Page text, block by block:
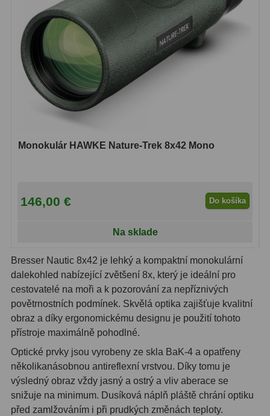
Biologické34
Digitální
Vreckové 10
Príslušenstvo 17
Meteostanice52
2
15
Foto stativy10
Lupy69
Literatúra10
Darčekové poukazy 28
Monokulár HAWKE Nature-Trek 8x42 Mono
146,00 € Do košíka
Na sklade
Bresser Nautic 8x42 je lehký a kompaktní monokulární
dalekohled nabízející zvětšení 8x, který je ideální pro
cestovatelé na moři a k pozorování za nepříznivých
povětrnostních podmínek. Skvělá optika zajišťuje kvalitní
obraz a díky ergonomickému designu je použití tohoto
přístroje maximálně pohodlné.
Optické prvky jsou vyrobeny ze skla BaK-4 a opatřeny
několikanásobnou antireflexní vrstvou. Díky tomu je
výsledný obraz vždy jasný a ostrý a vliv aberace se
snižuje na minimum. Dusíková náplň pláště chrání optiku
před zamlžováním i při prudkých změnách teploty.